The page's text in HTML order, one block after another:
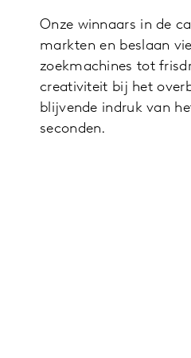
Onze winnaars in de
markten en beslaan
zoekmachines tot
creativiteit bij het
blijvende indruk van
seconden.